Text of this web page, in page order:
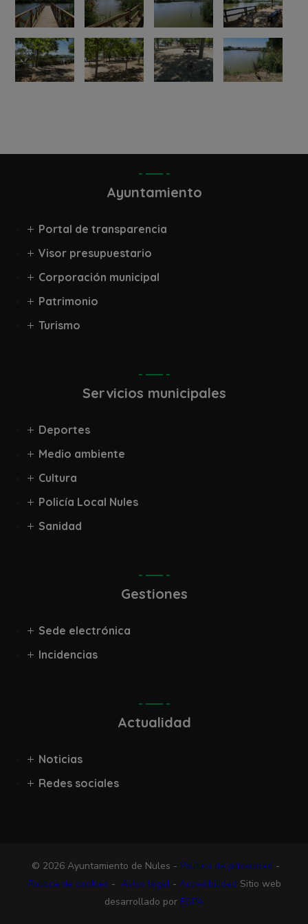
Ayuntamiento
Portal de transparencia
Visor presupuestario
Corporación municipal
Patrimonio
Turismo
Servicios municipales
Deportes
Medio ambiente
Cultura
Policía Local Nules
Sanidad
Gestiones
Sede electrónica
Incidencias
Actualidad
Noticias
Redes sociales
© 2026 Ayuntamiento de Nules - Política de privacidad -
Política de cookies - Aviso legal- Accesibilidad Sitio web
desarrollado por ESPA